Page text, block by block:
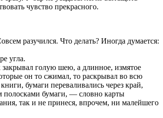
чувство прекрасного.
разучился. Что делать? Иногда думается:
угла.
голую шею, а длинное, измятое
он то сжимал, то раскрывал во всю
бумаги переваливались через край,
полосками бумаги, — словно карты
так и не принеся, впрочем, ни малейшего